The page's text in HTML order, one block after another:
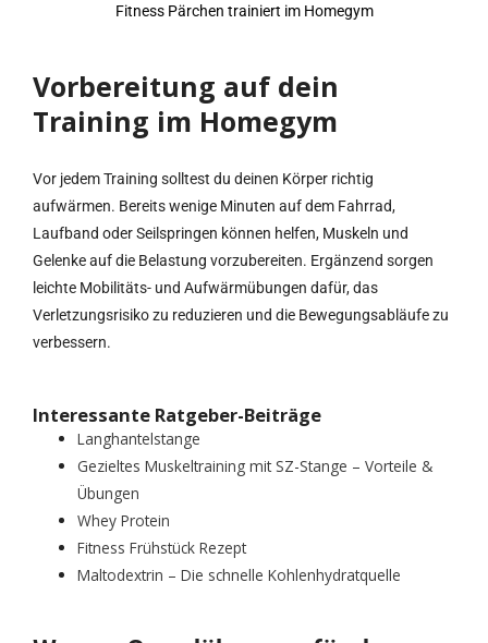
Fitness Pärchen trainiert im Homegym
Vorbereitung auf dein
Training im Homegym
Vor jedem Training solltest du deinen Körper richtig
aufwärmen. Bereits wenige Minuten auf dem Fahrrad,
Laufband oder Seilspringen können helfen, Muskeln und
Gelenke auf die Belastung vorzubereiten. Ergänzend sorgen
leichte Mobilitäts- und Aufwärmübungen dafür, das
Verletzungsrisiko zu reduzieren und die Bewegungsabläufe zu
verbessern.
Interessante Ratgeber-Beiträge
Langhantelstange
Gezieltes Muskeltraining mit SZ-Stange – Vorteile &
Übungen
Whey Protein
Fitness Frühstück Rezept
Maltodextrin – Die schnelle Kohlenhydratquelle